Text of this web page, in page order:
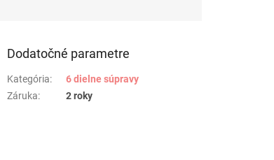
Dodatočné parametre
Kategória:
6 dielne súpravy
Záruka: 2 roky